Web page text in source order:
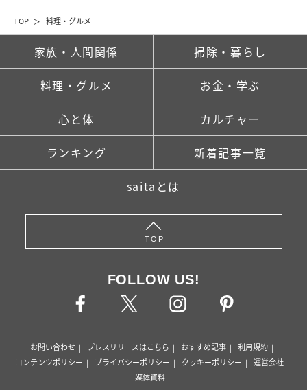
TOP 料理・グルメ
家族・人間関係 掃除・暮らし
料理・グルメ お金・学ぶ
心と体 カルチャー
ランキング 新着記事一覧
saitaとは
TOP
FOLLOW US!
お問い合わせ プレスリリースはこちら おすすめ記事
利用規約
コンテンツポリシー
プライバシーポリシー クッキーポリシー
運営会社
媒体資料